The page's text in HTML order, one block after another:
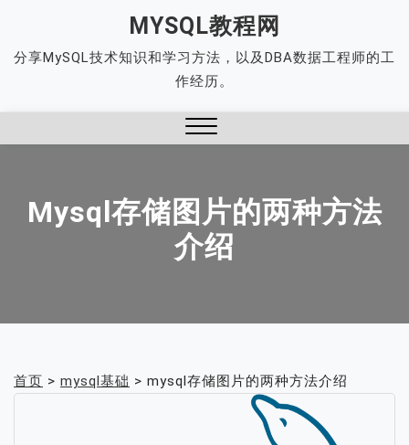
content
MYSQL教程网
分享MySQL技术知识和学习方法，以及DBA数据工程师的工
作经历。
Mysql存储图片的两种方法
介绍
首页 > mysql基础 > mysql存储图片的两种方法介绍